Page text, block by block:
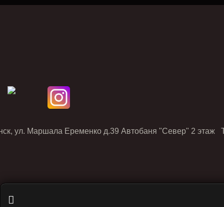
ул. Маршала Еременко д.39 Автобаня "Север" 2 этаж